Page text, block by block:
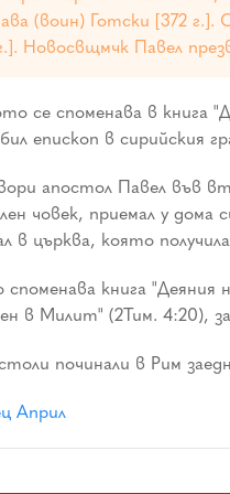
(воин) Готски [372
Новосвщмчк Павел
се споменава в книга
епископ в сирийския
апостол Павел във
човек, приемал у
в църква, която
споменава книга
в Милит" (2Тим. 4:20),
починали в Рим
Април